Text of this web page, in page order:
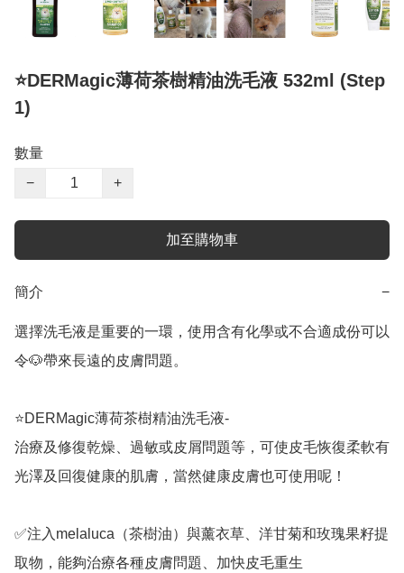
⭐️DERMagic薄荷茶樹精油洗毛液 532ml (Step
1)
數量
−
+
加至購物車
簡介 −
選擇洗毛液是重要的一環，使用含有化學或不合適成份可以
令🐶帶來長遠的皮膚問題。
⭐️DERMagic薄荷茶樹精油洗毛液-
治療及修復乾燥、過敏或皮屑問題等，可使皮毛恢復柔軟有
光澤及回復健康的肌膚，當然健康皮膚也可使用呢！
✅注入melaluca（茶樹油）與薰衣草、洋甘菊和玫瑰果籽提
取物，能夠治療各種皮膚問題、加快皮毛重生